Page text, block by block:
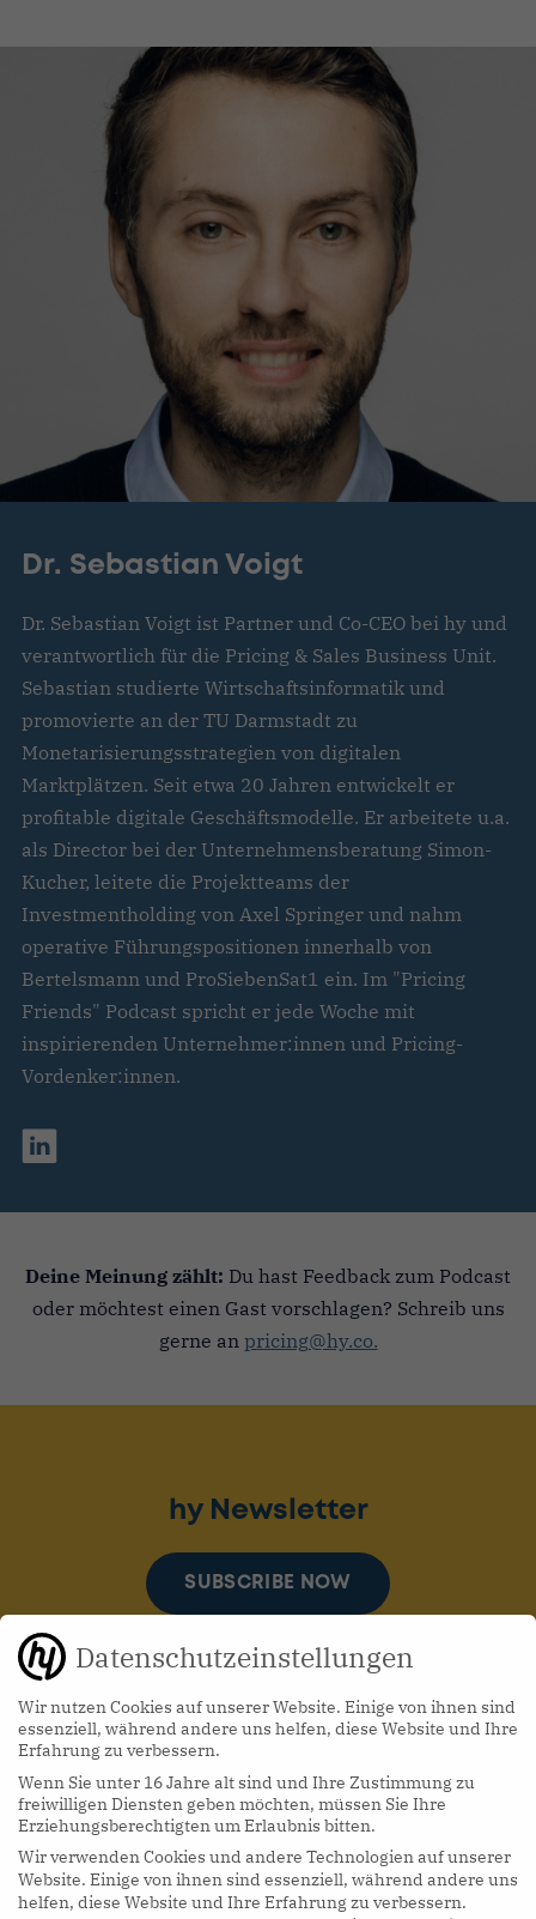
Dr. Sebastian Voigt
Dr. Sebastian Voigt ist Partner und Co-CEO bei hy und
verantwortlich für die Pricing & Sales Business Unit.
Sebastian studierte Wirtschaftsinformatik und
promovierte an der TU Darmstadt zu
Monetarisierungsstrategien von digitalen
Marktplätzen. Seit etwa 20 Jahren entwickelt er
profitable digitale Geschäftsmodelle. Er arbeitete u.a.
als Director bei der Unternehmensberatung Simon-
Kucher, leitete die Projektteams der
Investmentholding von Axel Springer und nahm
operative Führungspositionen innerhalb von
Bertelsmann und ProSiebenSat1 ein. Im "Pricing
Friends" Podcast spricht er jede Woche mit
inspirierenden Unternehmer:innen und Pricing-
Vordenker:innen.
Deine Meinung zählt: Du hast Feedback zum Podcast
oder möchtest einen Gast vorschlagen? Schreib uns
gerne an pricing@hy.co.
hy Podcasts
LISTEN NOW
hy Newsletter
SUBSCRIBE NOW
Datenschutzeinstellungen
Wir nutzen Cookies auf unserer Website. Einige von ihnen sind
essenziell, während andere uns helfen, diese Website und Ihre
Erfahrung zu verbessern.
Wenn Sie unter 16 Jahre alt sind und Ihre Zustimmung zu
freiwilligen Diensten geben möchten, müssen Sie Ihre
Erziehungsberechtigten um Erlaubnis bitten.
Wir verwenden Cookies und andere Technologien auf unserer
Website. Einige von ihnen sind essenziell, während andere uns
helfen, diese Website und Ihre Erfahrung zu verbessern.